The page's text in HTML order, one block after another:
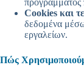
Cookies και
δεδομένα
εργαλείων.
Πώς